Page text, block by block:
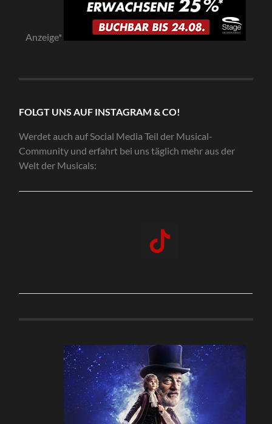
Anzeige*
FOLGT UNS AUF INSTAGRAM & CO!
Werdet auch auf Social Media Teil der Musical-
Community und erfahrt bei uns täglich mehr aus der
Welt der Musicals: